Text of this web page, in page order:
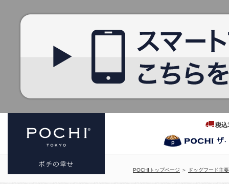
税込
POCHIトップページ ＞ ドッグフード主